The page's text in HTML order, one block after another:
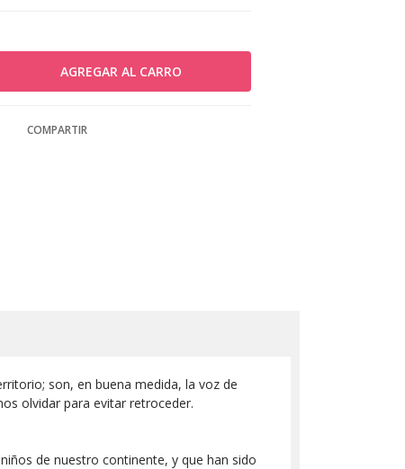
COMPARTIR
son, en buena medida, la voz de
olvidar para evitar retroceder.
de nuestro continente, y que han sido